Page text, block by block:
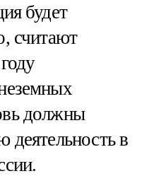
будет
считают
должны
деятельность в